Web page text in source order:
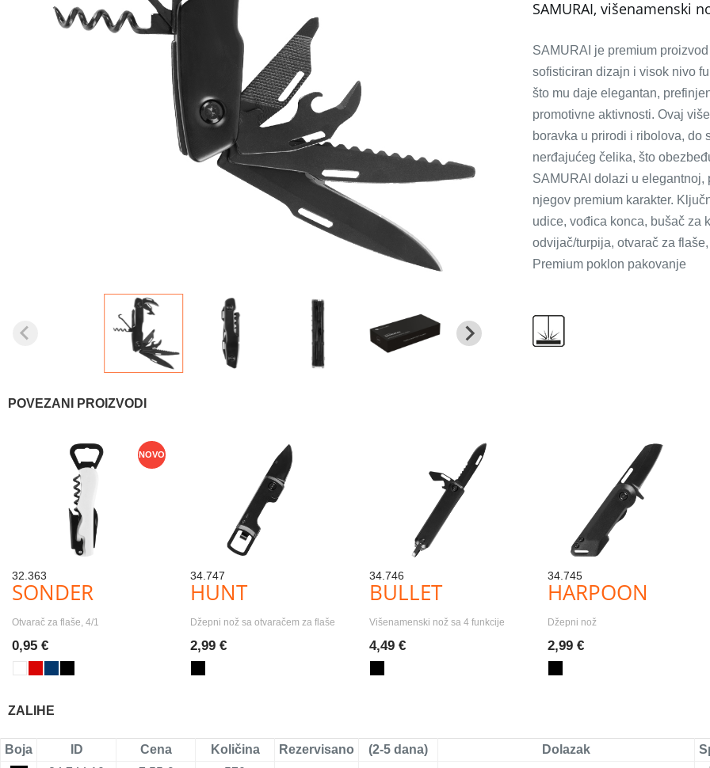
SAMURAI, višenamenski
SAMURAI je premium
sofisticiran dizajn i visok nivo
što mu daje elegantan,
promotivne aktivnosti. Ovaj
boravka u prirodi i ribolova, do
nerđajućeg čelika, što
SAMURAI dolazi u
njegov premium karakter.
udice, vođica konca, bušač za
odvijač/turpija, otvarač za
Premium poklon pakovanje
POVEZANI PROIZVODI
NOVO
32.363
SONDER
Otvarač za flaše, 4/1
0,95 €
34.747
HUNT
Džepni nož sa otvaračem za flaše
2,99 €
34.746
BULLET
Višenamenski nož sa 4 funkcije
4,49 €
34.745
HARPOON
Džepni nož
2,99 €
ZALIHE
Boja ID Cena Količina Rezervisano (2-5 dana) Dolazak